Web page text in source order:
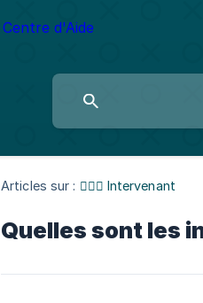
Articles sur : 👩🏼‍⚕️ Intervenant
Quelles sont les